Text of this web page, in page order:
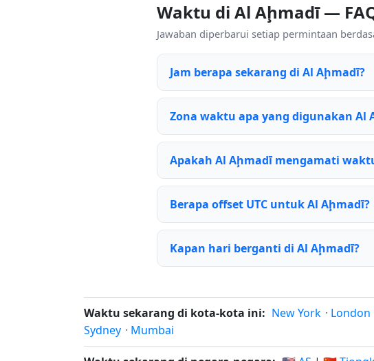
Waktu di Al Aḩmadī —
Jawaban diperbarui setiap permintaan
Jam berapa sekarang di Al Aḩmadī?
Zona waktu apa yang digunakan Al
Apakah Al Aḩmadī mengamati
Berapa offset UTC untuk Al Aḩmadī?
Kapan hari berganti di Al Aḩmadī?
Waktu sekarang di kota-kota ini: New York · London
Sydney · Mumbai